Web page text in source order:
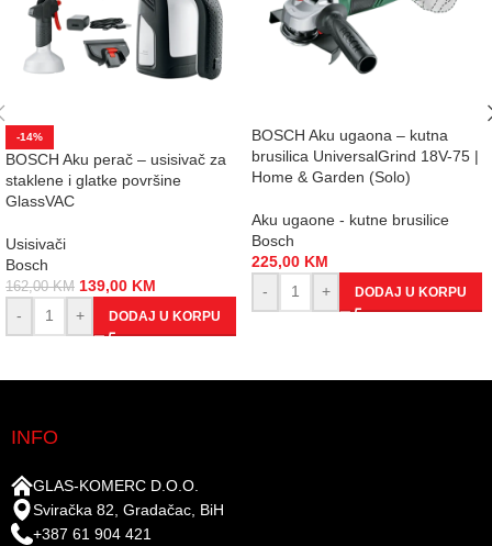
-14%
BOSCH Aku perač – usisivač za
staklene i glatke površine
GlassVAC
Usisivači
Bosch
162,00KM 139,00 KM
-
+ DODAJ U KORPU
BOSCH Aku ugaona – kutna
brusilica UniversalGrind 18V-75 |
Home & Garden (Solo)
Aku ugaone - kutne brusilice
Bosch
225,00 KM
-
+ DODAJ U KORPU
INFO
GLAS-KOMERC D.O.O.
Sviračka 82, Gradačac, BiH
+387 61 904 421